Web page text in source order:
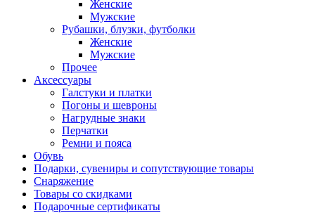
Женские
Мужские
Рубашки, блузки, футболки
Женские
Мужские
Прочее
Аксессуары
Галстуки и платки
Погоны и шевроны
Нагрудные знаки
Перчатки
Ремни и пояса
Обувь
Подарки, сувениры и сопутствующие товары
Снаряжение
Товары со скидками
Подарочные сертификаты